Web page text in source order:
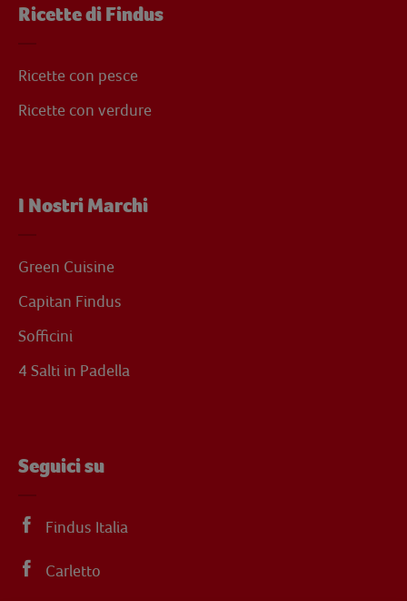
Ricette di Findus
Ricette con pesce
Ricette con verdure
I Nostri Marchi
Green Cuisine
Capitan Findus
Sofficini
4 Salti in Padella
Seguici su
Findus Italia
Carletto